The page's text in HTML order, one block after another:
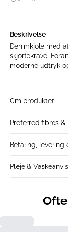
Beskrivelse
Denimkjole med
skjortekrave.
moderne udtryk
Om produktet
Preferred fibres &
Betaling, levering
Pleje &